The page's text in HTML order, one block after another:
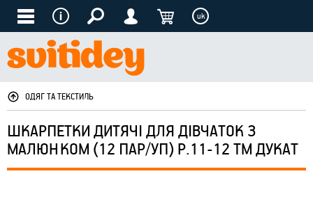
uk
ОДЯГ ТА ТЕКСТИЛЬ
ШКАРПЕТКИ ДИТЯЧІ ДЛЯ ДІВЧАТОК З
МАЛЮНКОМ (12 ПАР/УП) Р.11-12 ТМ ДУКАТ